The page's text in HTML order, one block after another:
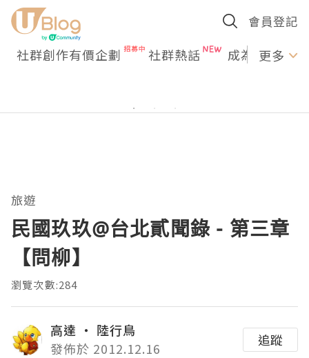
會員登記
社群創作有價企劃 社群熱話 成為U更多
旅遊
民國玖玖@台北貳聞錄 - 第三章
【問柳】
瀏覽次數:284
高達 ‧ 陸行鳥
發佈於 2012.12.16
追蹤